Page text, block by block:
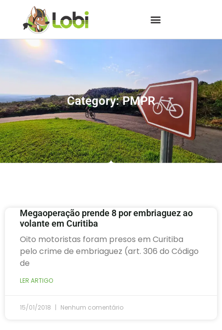
Category: PMPR
Megaoperação prende 8 por embriaguez ao
volante em Curitiba
Oito motoristas foram presos em Curitiba
pelo crime de embriaguez (art. 306 do Código
de
LER ARTIGO
15/01/2018 Nenhum comentário